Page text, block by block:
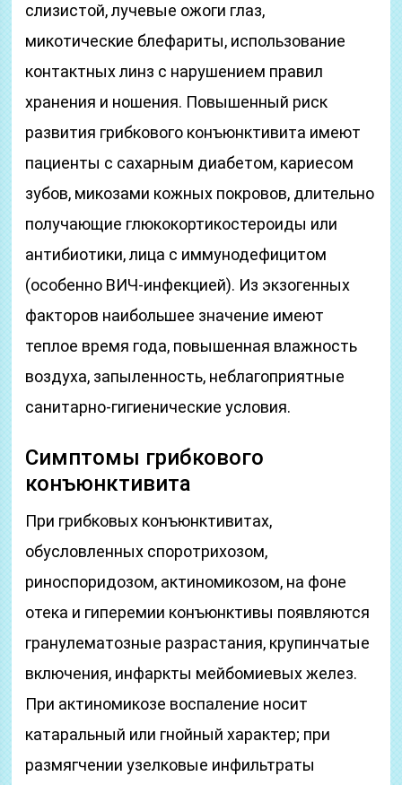
слизистой, лучевые ожоги глаз,
микотические блефариты, использование
контактных линз с нарушением правил
хранения и ношения. Повышенный риск
развития грибкового конъюнктивита имеют
пациенты с сахарным диабетом, кариесом
зубов, микозами кожных покровов, длительно
получающие глюкокортикостероиды или
антибиотики, лица с иммунодефицитом
(особенно ВИЧ-инфекцией). Из экзогенных
факторов наибольшее значение имеют
теплое время года, повышенная влажность
воздуха, запыленность, неблагоприятные
санитарно-гигиенические условия.
Симптомы грибкового
конъюнктивита
При грибковых конъюнктивитах,
обусловленных споротрихозом,
риноспоридозом, актиномикозом, на фоне
отека и гиперемии конъюнктивы появляются
гранулематозные разрастания, крупинчатые
включения, инфаркты мейбомиевых желез.
При актиномикозе воспаление носит
катаральный или гнойный характер; при
размягчении узелковые инфильтраты